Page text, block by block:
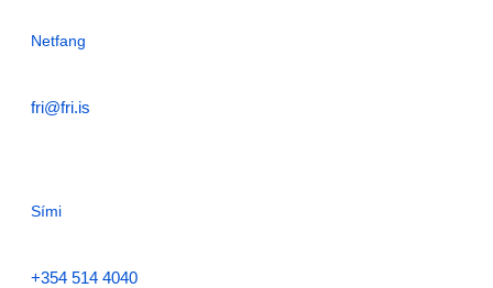
Netfang
fri@fri.is
Sími
+354 514 4040